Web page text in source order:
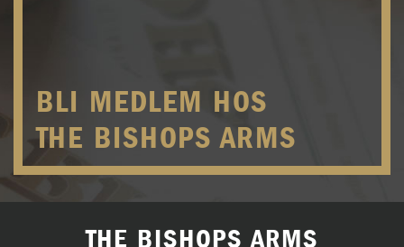
BLI MEDLEM HOS
THE BISHOPS ARMS
THE BISHOPS ARMS